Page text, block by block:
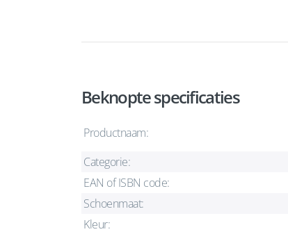
Beknopte specificaties
Productnaam:
Categorie:
EAN of ISBN code:
Schoenmaat:
Kleur: